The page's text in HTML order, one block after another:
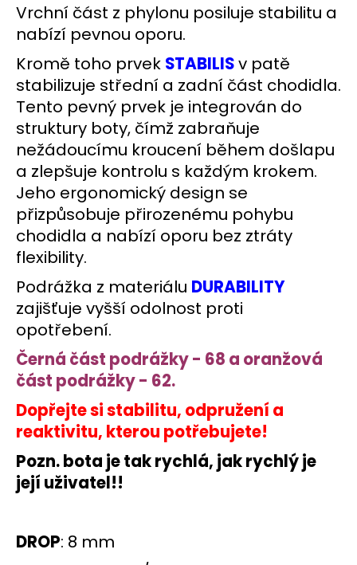
Vrchní část z phylonu posiluje stabilitu a
nabízí pevnou oporu.
Kromě toho prvek STABILISv patě
stabilizuje střední a zadní část chodidla.
Tento pevný prvek je integrován do
struktury boty, čímž zabraňuje
nežádoucímu kroucení během došlapu
a zlepšuje kontrolu s každým krokem.
Jeho ergonomický design se
přizpůsobuje přirozenému pohybu
chodidla a nabízí oporu bez ztráty
flexibility.
Podrážka z materiálu DURABILITY
zajišťuje vyšší odolnost proti
opotřebení.
Černá část podrážky - 68 a oranžová
část podrážky - 62.
Dopřejte si stabilitu, odpružení a
reaktivitu, kterou potřebujete!
Pozn. bota je tak rychlá, jak rychlý je
její uživatel!!
DROP: 8 mm